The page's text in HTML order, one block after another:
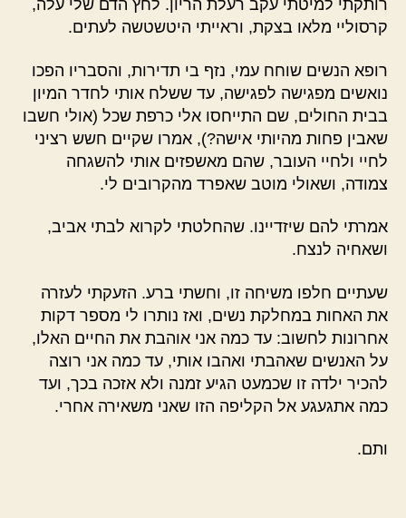
רותקתי למיטתי עקב רעלת הריון. לחץ הדם שלי עלה,
קרסוליי מלאו בצקת, וראייתי היטשטשה לעתים.
רופא הנשים שוחח עמי, נזף בי תדירות, והסבריו הפכו
נואשים מפגישה לפגישה, עד ששלח אותי לחדר המיון
בבית החולים, שם התייחסו אלי כרפת שכל (אולי חשבו
שאבין פחות מהיותי אישה?), אמרו שקיים חשש רציני
לחיי ולחיי העובר, שהם מאשפזים אותי להשגחה
צמודה, ושאולי מוטב שאפרד מהקרובים לי.
אמרתי להם שיזדיינו. שהחלטתי לקרוא לבתי אביב,
ושאחיה לנצח.
שעתיים חלפו משיחה זו, וחשתי ברע. הזעקתי לעזרה
את האחות במחלקת נשים, ואז נותרו לי מספר דקות
אחרונות לחשוב: עד כמה אני אוהבת את החיים האלו,
על האנשים שאהבתי ואהבו אותי, עד כמה אני רוצה
להכיר ילדה זו שכמעט הגיע זמנה ולא אזכה בכך, ועד
כמה אתגעגע אל הקליפה הזו שאני משאירה אחרי.
ותם.